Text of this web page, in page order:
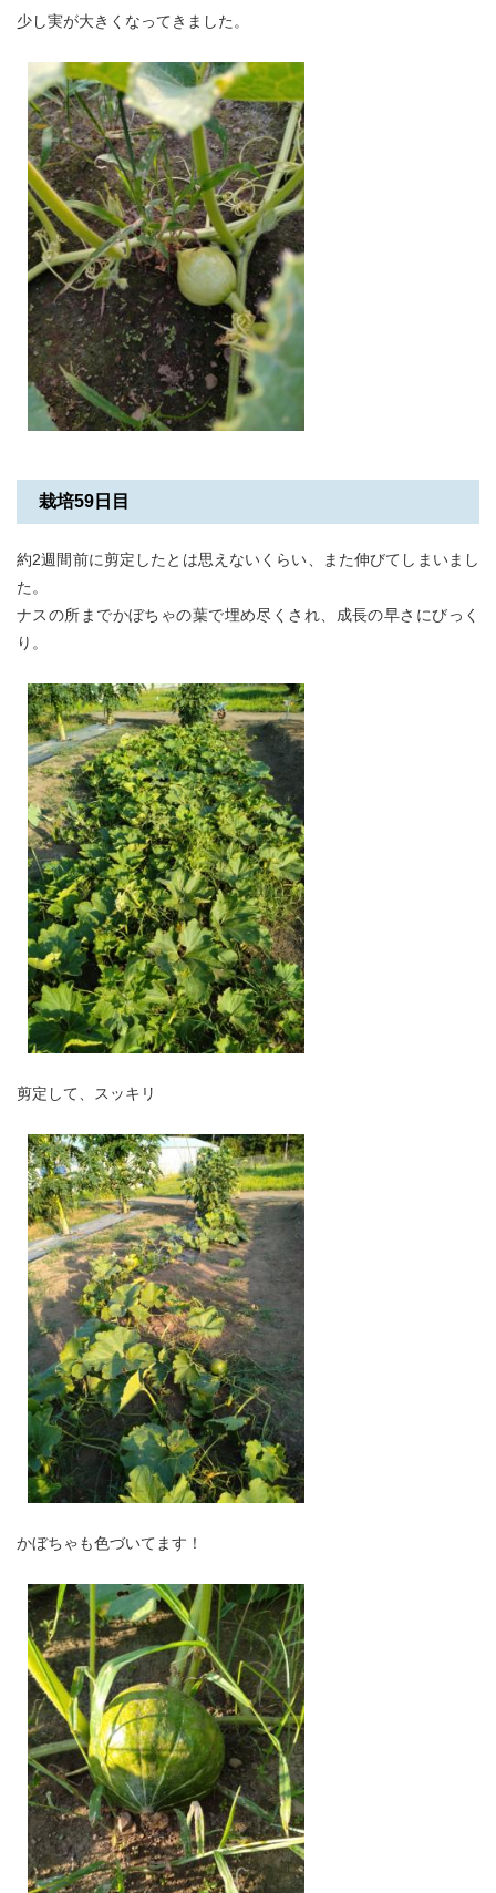
少し実が大きくなってきました。
栽培59日目
約2週間前に剪定したとは思えないくらい、また伸びてしまいまし
た。
ナスの所までかぼちゃの葉で埋め尽くされ、成長の早さにびっく
り。
剪定して、スッキリ
かぼちゃも色づいてます！